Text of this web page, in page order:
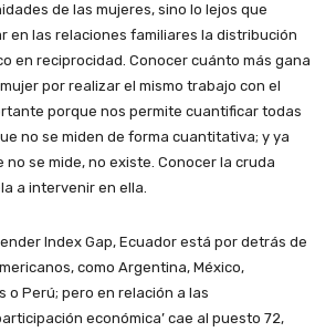
de las mujeres, sino lo lejos que
en las relaciones familiares la distribución
en reciprocidad. Conocer cuánto más gana
por realizar el mismo trabajo con el
porque nos permite cuantificar todas
no se miden de forma cuantitativa; y ya
no se mide, no existe. Conocer la cruda
a intervenir en ella.
Index Gap, Ecuador está por detrás de
como Argentina, México,
o Perú; pero en relación a las
económica’ cae al puesto 72,